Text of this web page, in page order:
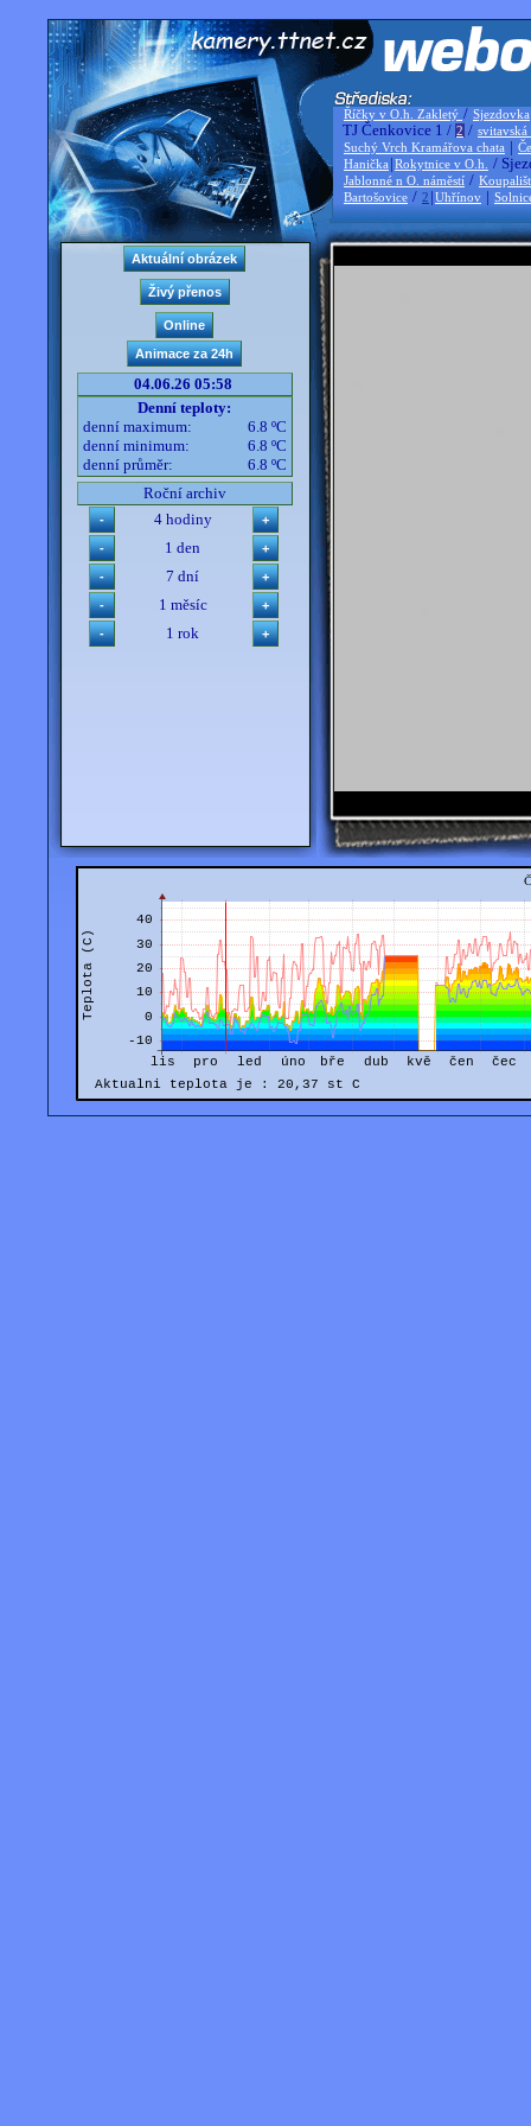
Říčky v O.h. Zakletý / Sjezdovka
TJ Čenkovice 1 / 2 / svitavská
Suchý Vrch Kramářova chata |
Hanička |Rokytnice v O.h. /
Jablonné n O. náměstí /
Bartošovice / 2 |Uhřínov |
04.06.26 05:58
Denní teploty:
denní maximum:
6.8 ºC
denní minimum:
6.8 ºC
denní průměr:
6.8 ºC
Roční archiv
4 hodiny
1 den
7 dní
1 měsíc
1 rok